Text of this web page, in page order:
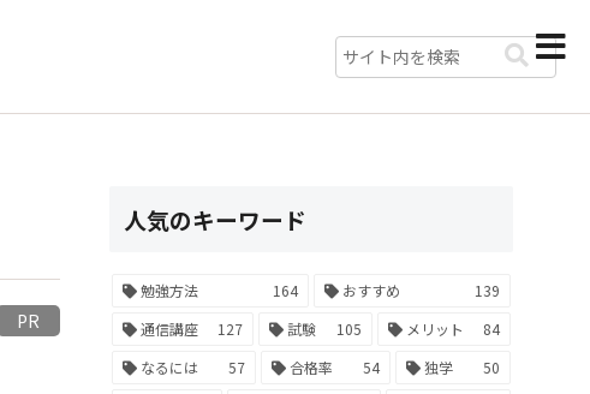
PR
人気のキーワード
勉強方法 164 おすすめ
139
通信講座
127 試験 105 メリット
84
なるには
57 合格率 54 独学
50